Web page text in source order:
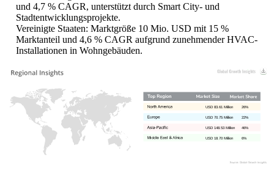
und 4,7 % CAGR, unterstützt durch Smart City- und
Stadtentwicklungsprojekte.
Vereinigte Staaten: Marktgröße 10 Mio. USD mit 15 %
Marktanteil und 4,6 % CAGR aufgrund zunehmender HVAC-
Installationen in Wohngebäuden.
6%
USD 18.70 Million
46%
USD 148.53 Million
22%
USD 70.75 Million
26%
USD 83.61 Million